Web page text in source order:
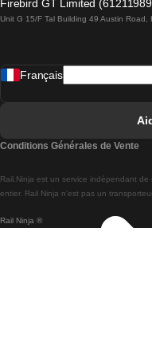
Trains
Trains
Trains
Firebird GT Limited
Unit G 15/F Tal Building 49 Austin Road,
Rail Ninja ®
Rail.Ninja est un service indépendant
entier. Rail Ninja n'est pas un
Français
Conditions Générales de Vente